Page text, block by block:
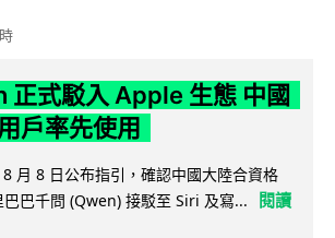
正式駁入 Apple 生態 中國
戶率先使用
月 8 日公布指引，確認中國大陸合資格
巴千問 (Qwen) 接駁至 Siri 及寫...
閱讀